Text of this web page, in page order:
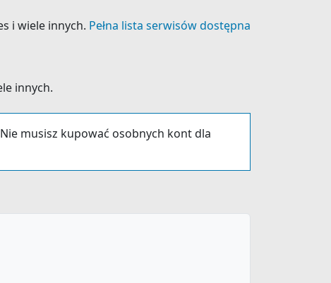
i wiele innych. Pełna lista serwisów dostępna
innych.
musisz kupować osobnych kont dla